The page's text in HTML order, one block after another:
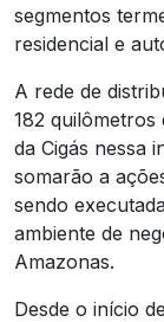
segmentos
residencial e
A rede de
182 quilômetros
da Cigás nessa
somarão a
sendo
ambiente de
Amazonas.
Desde o início